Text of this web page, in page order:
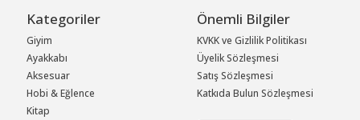
Kategoriler
Giyim
Ayakkabı
Aksesuar
Hobi & Eğlence
Kitap
Önemli Bilgiler
KVKK ve Gizlilik Politikası
Üyelik Sözleşmesi
Satış Sözleşmesi
Katkıda Bulun Sözleşmesi